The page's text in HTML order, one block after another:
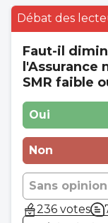
Débat des
Faut-il
l'Assurance
SMR faible
Oui
Non
Sans opinion
236 votes